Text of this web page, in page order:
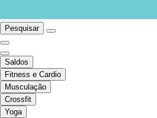
Pesquisar
Saldos
Fitness e Cardio
Musculação
Crossfit
Yoga